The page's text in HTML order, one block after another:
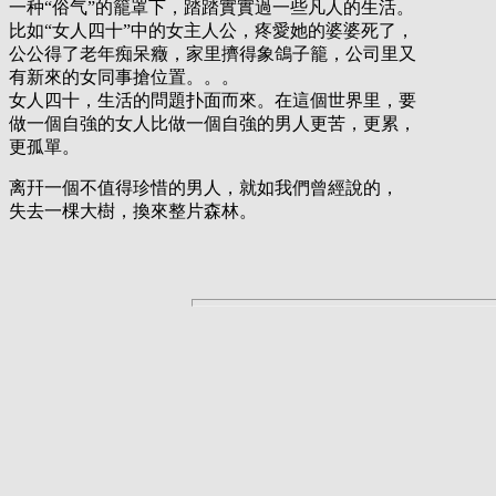
一种“俗气”的籠罩下，踏踏實實過一些凡人的生活。
比如“女人四十”中的女主人公，疼愛她的婆婆死了，
公公得了老年痴呆癥，家里擠得象鴿子籠，公司里又
有新來的女同事搶位置。。。
女人四十，生活的問題扑面而來。在這個世界里，要
做一個自強的女人比做一個自強的男人更苦，更累，
更孤單。
离幵一個不值得珍惜的男人，就如我們曾經說的，
失去一棵大樹，換來整片森林。